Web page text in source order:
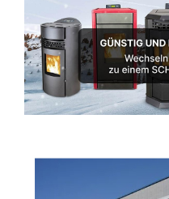
WARENKORB
PRODUCTS
SEARCH